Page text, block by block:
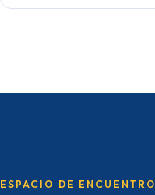
ESPACIO DE ENCUENTRO